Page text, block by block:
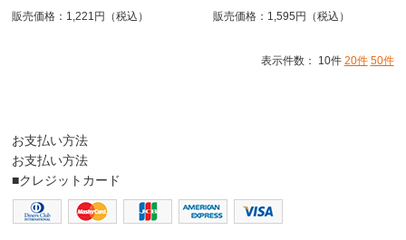
販売価格：1,221円（税込）
販売価格：1,595円（税込）
表示件数： 10件 20件 50件
お支払い方法
お支払い方法
■クレジットカード